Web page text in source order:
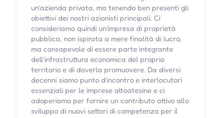
un’azienda privata, ma tenendo ben presenti gli
obiettivi dei nostri azionisti principali. Ci
consideriamo quindi un’impresa di proprietà
pubblica, non ispirata a mere finalità di lucro,
ma consapevole di essere parte integrante
dell’infrastruttura economica del proprio
territorio e di doverla promuovere. Da diversi
decenni siamo punto d’incontro e interlocutori
essenziali per le imprese altoatesine e ci
adoperiamo per fornire un contributo attivo allo
sviluppo di nuovi settori di competenza per il